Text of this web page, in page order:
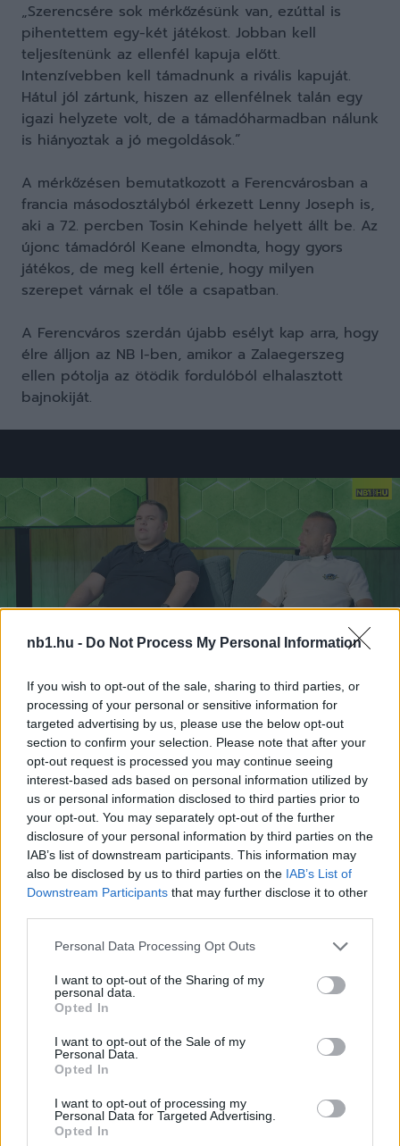
nb1.hu - Do Not Process My Personal Information
If you wish to opt-out of the sale, sharing to third parties, or
processing of your personal or sensitive information for
targeted advertising by us, please use the below opt-out
section to confirm your selection. Please note that after your
opt-out request is processed you may continue seeing
interest-based ads based on personal information utilized by
us or personal information disclosed to third parties prior to
your opt-out. You may separately opt-out of the further
disclosure of your personal information by third parties on the
IAB’s list of downstream participants. This information may
also be disclosed by us to third parties on the IAB’s List of
Downstream Participants that may further disclose it to other
Please note that this website/app uses one or more Google
not limited to your visit or usage behaviour. You may click to
grant or deny consent to Google and its third-party tags to
use your data for below specified purposes in below Google
consent section.
Personal Data Processing Opt Outs
I want to opt-out of the Sharing of my
personal data.
Opted In
I want to opt-out of the Sale of my
Personal Data.
Opted In
I want to opt-out of processing my
Personal Data for Targeted Advertising.
Opted In
„Szerencsére sok mérkőzésünk van, ezúttal is
pihentettem egy-két játékost. Jobban kell
teljesítenünk az ellenfél kapuja előtt.
Intenzívebben kell támadnunk a rivális kapuját.
Hátul jól zártunk, hiszen az ellenfélnek talán egy
igazi helyzete volt, de a támadóharmadban nálunk
is hiányoztak a jó megoldások.”
A mérkőzésen bemutatkozott a Ferencvárosban a
francia másodosztályból érkezett Lenny Joseph is,
aki a 72. percben Tosin Kehinde helyett állt be. Az
újonc támadóról Keane elmondta, hogy gyors
játékos, de meg kell értenie, hogy milyen
szerepet várnak el tőle a csapatban.
A Ferencváros szerdán újabb esélyt kap arra, hogy
élre álljon az NB I-ben, amikor a Zalaegerszeg
ellen pótolja az ötödik fordulóból elhalasztott
bajnokiját.
UnmuteLoaded:
0%
Borítókép forrása: FradiMédia
Hírek
Márton szerint érdekes ítélet döntötte el a meccset,
Keane csalódott a pontatlanság miatt
Kecskemét-Zalaegerszeg 1-0 Gera Zoltán (Kecskemét): „Nem